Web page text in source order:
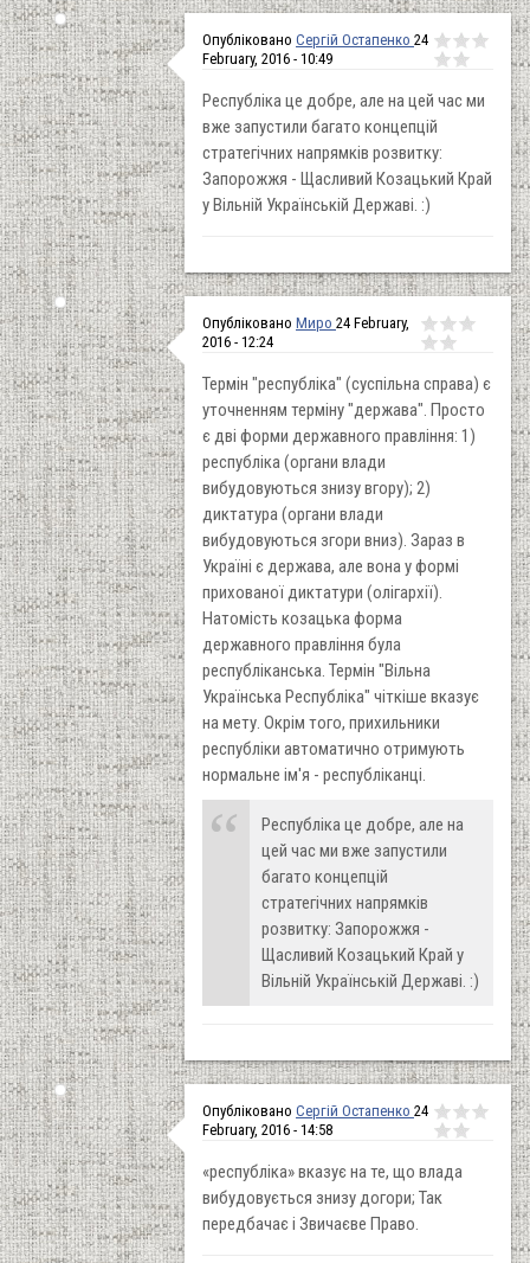
Опубліковано Сергій Остапенко 24
February, 2016 - 10:49
Республіка це добре, але на цей час ми
вже запустили багато концепцій
стратегічних напрямків розвитку:
Запорожжя - Щасливий Козацький Край
у Вільній Українській Державі. :)
Опубліковано Миро 24 February,
2016 - 12:24
Термін "республіка" (суспільна справа) є
уточненням терміну "держава". Просто
є дві форми державного правління: 1)
республіка (органи влади
вибудовуються знизу вгору); 2)
диктатура (органи влади
вибудовуються згори вниз). Зараз в
Україні є держава, але вона у формі
прихованої диктатури (олігархії).
Натомість козацька форма
державного правління була
республіканська. Термін "Вільна
Українська Республіка" чіткіше вказує
на мету. Окрім того, прихильники
республіки автоматично отримують
нормальне ім'я - республіканці.
Республіка це добре, але на
цей час ми вже запустили
багато концепцій
стратегічних напрямків
розвитку: Запорожжя -
Щасливий Козацький Край у
Вільній Українській Державі. :)
Опубліковано Сергій Остапенко 24
February, 2016 - 14:58
«республіка» вказує на те, що влада
вибудовується знизу догори; Так
передбачає і Звичаєве Право.